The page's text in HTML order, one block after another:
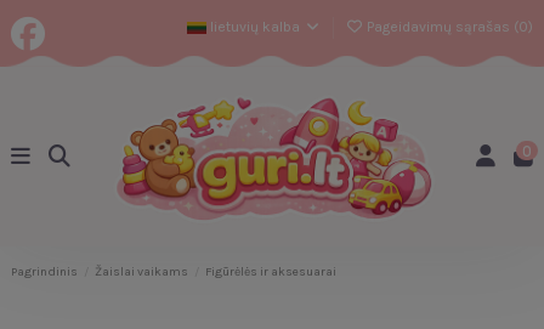
lietuvių kalba Pageidavimų sąrašas (0)
0
Pagrindinis Žaislai vaikams Figūrėlės ir aksesuarai